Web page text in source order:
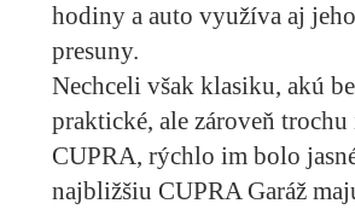
hodiny a auto využíva aj
presuny.
Nechceli však klasiku, akú
praktické, ale zároveň
CUPRA, rýchlo im bolo
najbližšiu CUPRA Garáž